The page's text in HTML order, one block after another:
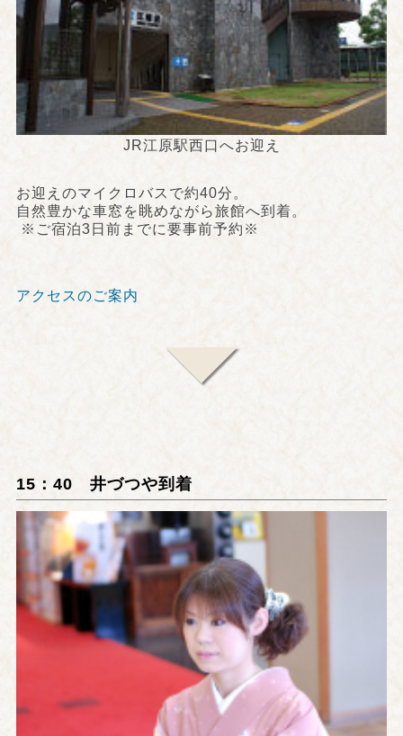
JR江原駅西口へお迎え
お迎えのマイクロバスで約40分。
自然豊かな車窓を眺めながら旅館へ到着。
※ご宿泊3日前までに要事前予約※
アクセスのご案内
15：40 井づつや到着